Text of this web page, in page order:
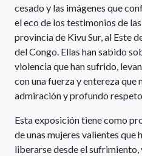
cesado y las imágenes que
el eco de los testimonios de
provincia de Kivu Sur, al Este
del Congo. Ellas han sabido
violencia que han sufrido,
con una fuerza y entereza que
admiración y profundo
Esta exposición tiene como
de unas mujeres valientes
liberarse desde el sufrimiento,